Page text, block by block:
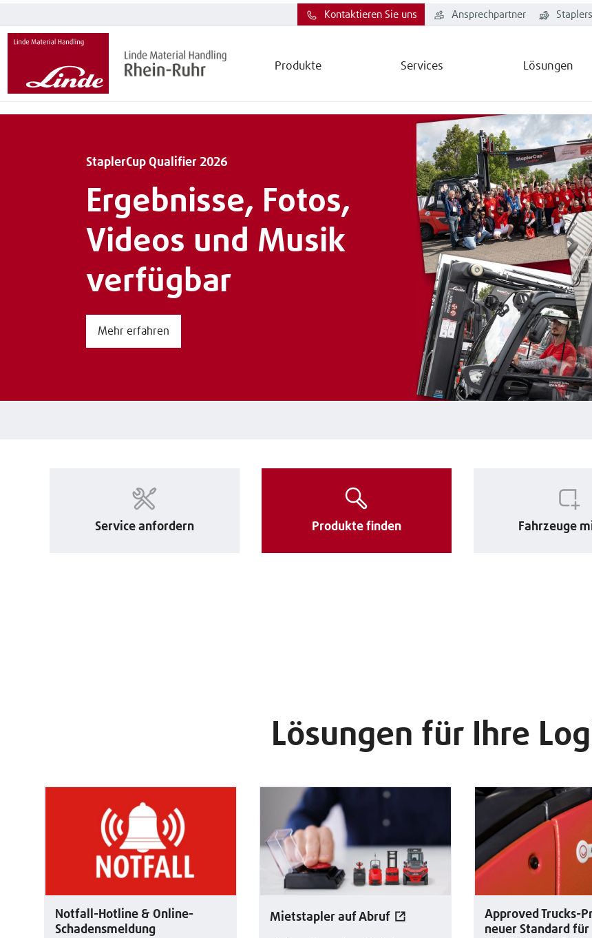
Produkte Services Lösungen
Ansprechpartner
Kontaktieren Sie uns
StaplerCup Qualifier 2026
Ergebnisse, Fotos,
Videos und Musik
verfügbar
Mehr erfahren
Service anfordern Produkte finden Fahrzeuge
Lösungen für Ihre
Notfall-Hotline & Online-
Schadensmeldung
Mietstapler auf Abruf
Approved Trucks-
neuer Standard für